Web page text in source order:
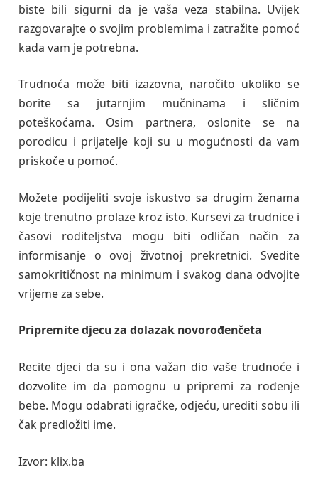
biste bili sigurni da je vaša veza stabilna. Uvijek
razgovarajte o svojim problemima i zatražite pomoć
kada vam je potrebna.
Trudnoća može biti izazovna, naročito ukoliko se
borite sa jutarnjim mučninama i sličnim
poteškoćama. Osim partnera, oslonite se na
porodicu i prijatelje koji su u mogućnosti da vam
priskoče u pomoć.
Možete podijeliti svoje iskustvo sa drugim ženama
koje trenutno prolaze kroz isto. Kursevi za trudnice i
časovi roditeljstva mogu biti odličan način za
informisanje o ovoj životnoj prekretnici. Svedite
samokritičnost na minimum i svakog dana odvojite
vrijeme za sebe.
Pripremite djecu za dolazak novorođenčeta
Recite djeci da su i ona važan dio vaše trudnoće i
dozvolite im da pomognu u pripremi za rođenje
bebe. Mogu odabrati igračke, odjeću, urediti sobu ili
čak predložiti ime.
Izvor: klix.ba